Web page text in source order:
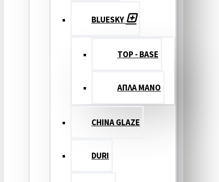
BLUESKY
TOP - BASE
ΑΠΛΑ ΜΑΝΟ
CHINA GLAZE
DURI